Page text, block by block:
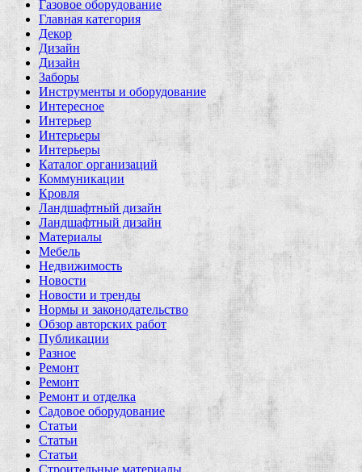
Газовое оборудование
Главная категория
Декор
Дизайн
Дизайн
Заборы
Инструменты и оборудование
Интересное
Интерьер
Интерьеры
Интерьеры
Каталог организаций
Коммуникации
Кровля
Ландшафтный дизайн
Ландшафтный дизайн
Материалы
Мебель
Недвижимость
Новости
Новости и тренды
Нормы и законодательство
Обзор авторских работ
Публикации
Разное
Ремонт
Ремонт
Ремонт и отделка
Садовое оборудование
Статьи
Статьи
Статьи
Строительные материалы